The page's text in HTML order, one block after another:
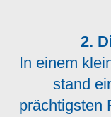
2.
In einem
stand
prächtigsten